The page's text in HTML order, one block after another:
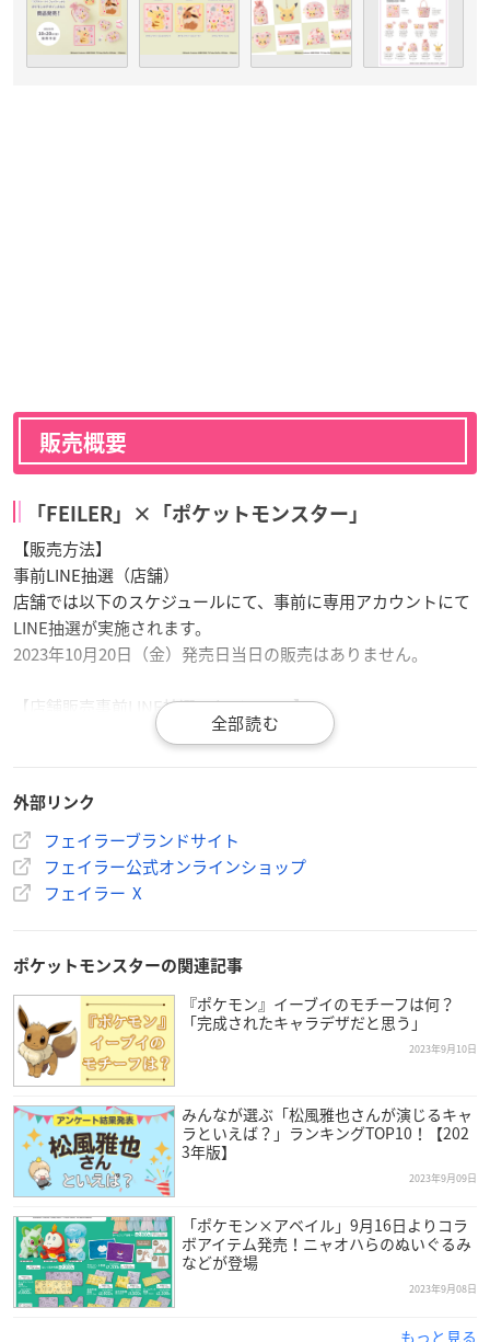
販売概要
「FEILER」×「ポケットモンスター」
【販売方法】
事前LINE抽選（店舗）
店舗では以下のスケジュールにて、事前に専用アカウントにて
LINE抽選が実施されます。
2023年10月20日（金）発売日当日の販売はありません。
【店舗販売事前LINE抽選スケジュール】
抽選申込期間：2023年9月21日（木）10:00～9月27日（水）9:5
当選発表：2023年10月17日（火）12:00～14:00頃
※配信時間は多少前後する場合があります。
※引換期間はお選びいただけません。
当選者の方は必ず指定された期間内に引換えお願いいたしま
す。該当の期間外にご来店の場合は引換いただけませんのでご
注意ください。
引換期間①：2023年10月20日（金）～10月26日（木）
引換期間②：2023年10月27日（金）～11月2日（木）
※引換には当選クーポンが必要です。
された場合、引換は無効となりますのでご注意下さい。
※引換にはクーポン券の使用済み処理を実施するため、引換ク
ーポン券をお持ちのご本人様のみとさせていただきます。代理
での引換やスクリーンショットでの引換は承ることができませ
外部リンク
フェイラーブランドサイト
フェイラー公式オンラインショップ
フェイラー X
ポケットモンスターの関連記事
『ポケモン』イーブイのモチーフは何？
「完成されたキャラデザだと思う」
2023年9月10日
みんなが選ぶ「松風雅也さんが演じるキャ
ラといえば？」ランキングTOP10！【202
3年版】
2023年9月09日
「ポケモン×アベイル」9月16日よりコラ
ボアイテム発売！ニャオハらのぬいぐるみ
などが登場
2023年9月08日
もっと見る